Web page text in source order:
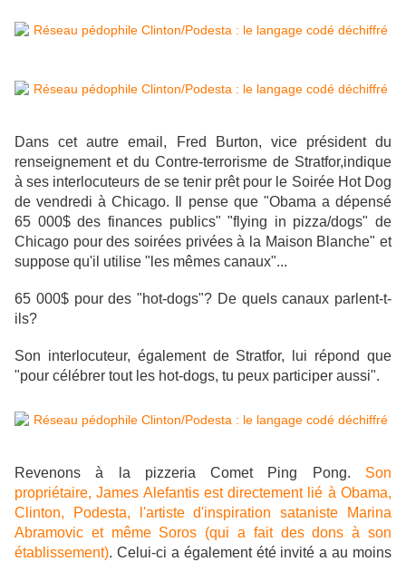
Dans cet autre email, Fred Burton, vice président du
renseignement et du Contre-terrorisme de Stratfor,indique
à ses interlocuteurs de se tenir prêt pour le Soirée Hot Dog
de vendredi à Chicago. Il pense que "Obama a dépensé
65 000$ des finances publics" "flying in pizza/dogs" de
Chicago pour des soirées privées à la Maison Blanche" et
suppose qu'il utilise "les mêmes canaux"...
65 000$ pourdes "hot-dogs"? De quels canaux parlent-t-
ils?
Son interlocuteur, également de Stratfor, lui répond que
"pour célébrer tout les hot-dogs, tu peux participer aussi".
Revenons à la pizzeria Comet Ping Pong. Son
propriétaire, James Alefantis est directement lié à Obama,
Clinton, Podesta, l'artiste d'inspiration sataniste Marina
Abramovic et même Soros (qui a fait des dons à son
établissement). Celui-ci a également été invité a au moins